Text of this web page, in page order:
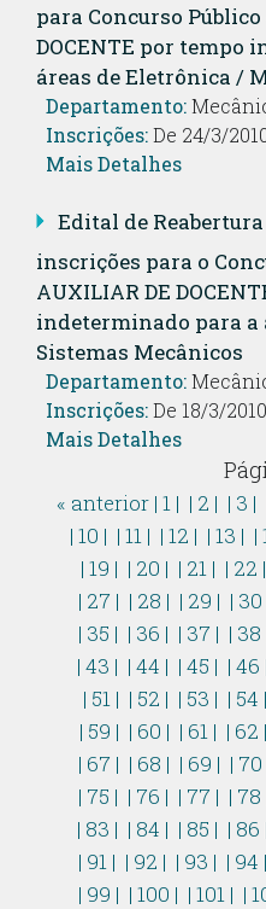
para Concurso Público
DOCENTE por tempo
áreas de Eletrônica /
Departamento:
Inscrições:De 24/3/
Mais Detalhes
Edital de Reabertura
inscrições para o
AUXILIAR DE
indeterminado para a
Sistemas Mecânicos
Departamento:
Inscrições:De 18/3/
Mais Detalhes
« anterior| 1 | | 2 | | 3 |
| 10 | | 11 | | 12 | | 13 | |
| 19 | | 20 | | 21 | | 22 |
| 27 | | 28 | | 29 | | 30
| 35 | | 36 | | 37 | | 38
| 43 | | 44 | | 45 | | 46 |
| 51 | | 52 | | 53 | | 54 |
| 59 | | 60 | | 61 | | 62 |
| 67 | | 68 | | 69 | | 70
| 75 | | 76 | | 77 | | 78
| 83 | | 84 | | 85 | | 86 |
| 91 | | 92 | | 93 | | 94 |
| 99 | | 100 | | 101 | |